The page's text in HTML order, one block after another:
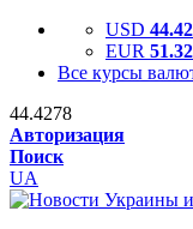
USD
EUR
Все курсы
44.4278
Авторизация
Поиск
UA